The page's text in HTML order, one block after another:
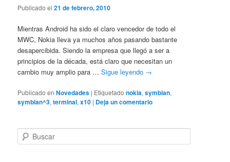
Publicado el21 de febrero, 2010
Mientras Android ha sido el claro vencedor de todo el
MWC, Nokia lleva ya muchos años pasando bastante
desapercibida. Siendo la empresa que llegó a ser a
principios de la década, está claro que necesitan un
cambio muy amplio para …Sigue leyendo →
Publicado en Novedades | Etiquetado nokia,symbian,
symbian^3,terminal,x10 | Deja un comentario
u